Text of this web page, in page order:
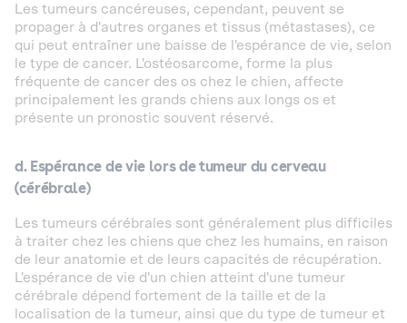
Les tumeurs cancéreuses, cependant, peuvent se
propager à d'autres organes et tissus (métastases), ce
qui peut entraîner une baisse de l'espérance de vie, selon
le type de cancer. L'ostéosarcome, forme la plus
fréquente de cancer des os chez le chien, affecte
principalement les grands chiens aux longs os et
présente un pronostic souvent réservé.
d. Espérance de vie lors de tumeur du cerveau
(cérébrale)
Les tumeurs cérébrales sont généralement plus difficiles
à traiter chez les chiens que chez les humains, en raison
de leur anatomie et de leurs capacités de récupération.
L'espérance de vie d'un chien atteint d'une tumeur
cérébrale dépend fortement de la taille et de la
localisation de la tumeur, ainsi que du type de tumeur et